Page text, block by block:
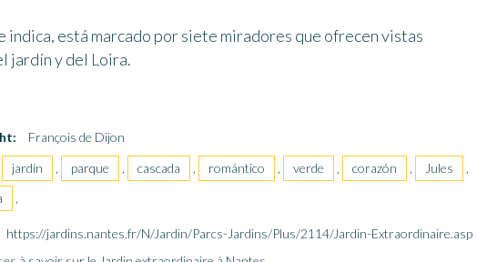
indica, está marcado por siete miradores que ofrecen vistas
jardín y del Loira.
François de Dijon
jardín , parque , cascada , romántico , verde , corazón , Jules
,
,
https://jardins.nantes.fr/N/Jardin/Parcs-Jardins/Plus/2114/Jardin-Extraordinaire.asp